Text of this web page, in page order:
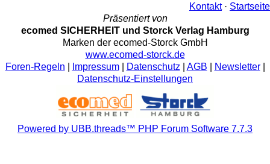
Kontakt· Startseite
Präsentiert von
ecomed SICHERHEIT und Storck Verlag Hamburg
Marken der ecomed-Storck GmbH
www.ecomed-storck.de
Foren-Regeln
Impressum| Datenschutz AGB Newsletter|
Datenschutz-Einstellungen
Powered by UBB.threads™ PHP Forum Software 7.7.3